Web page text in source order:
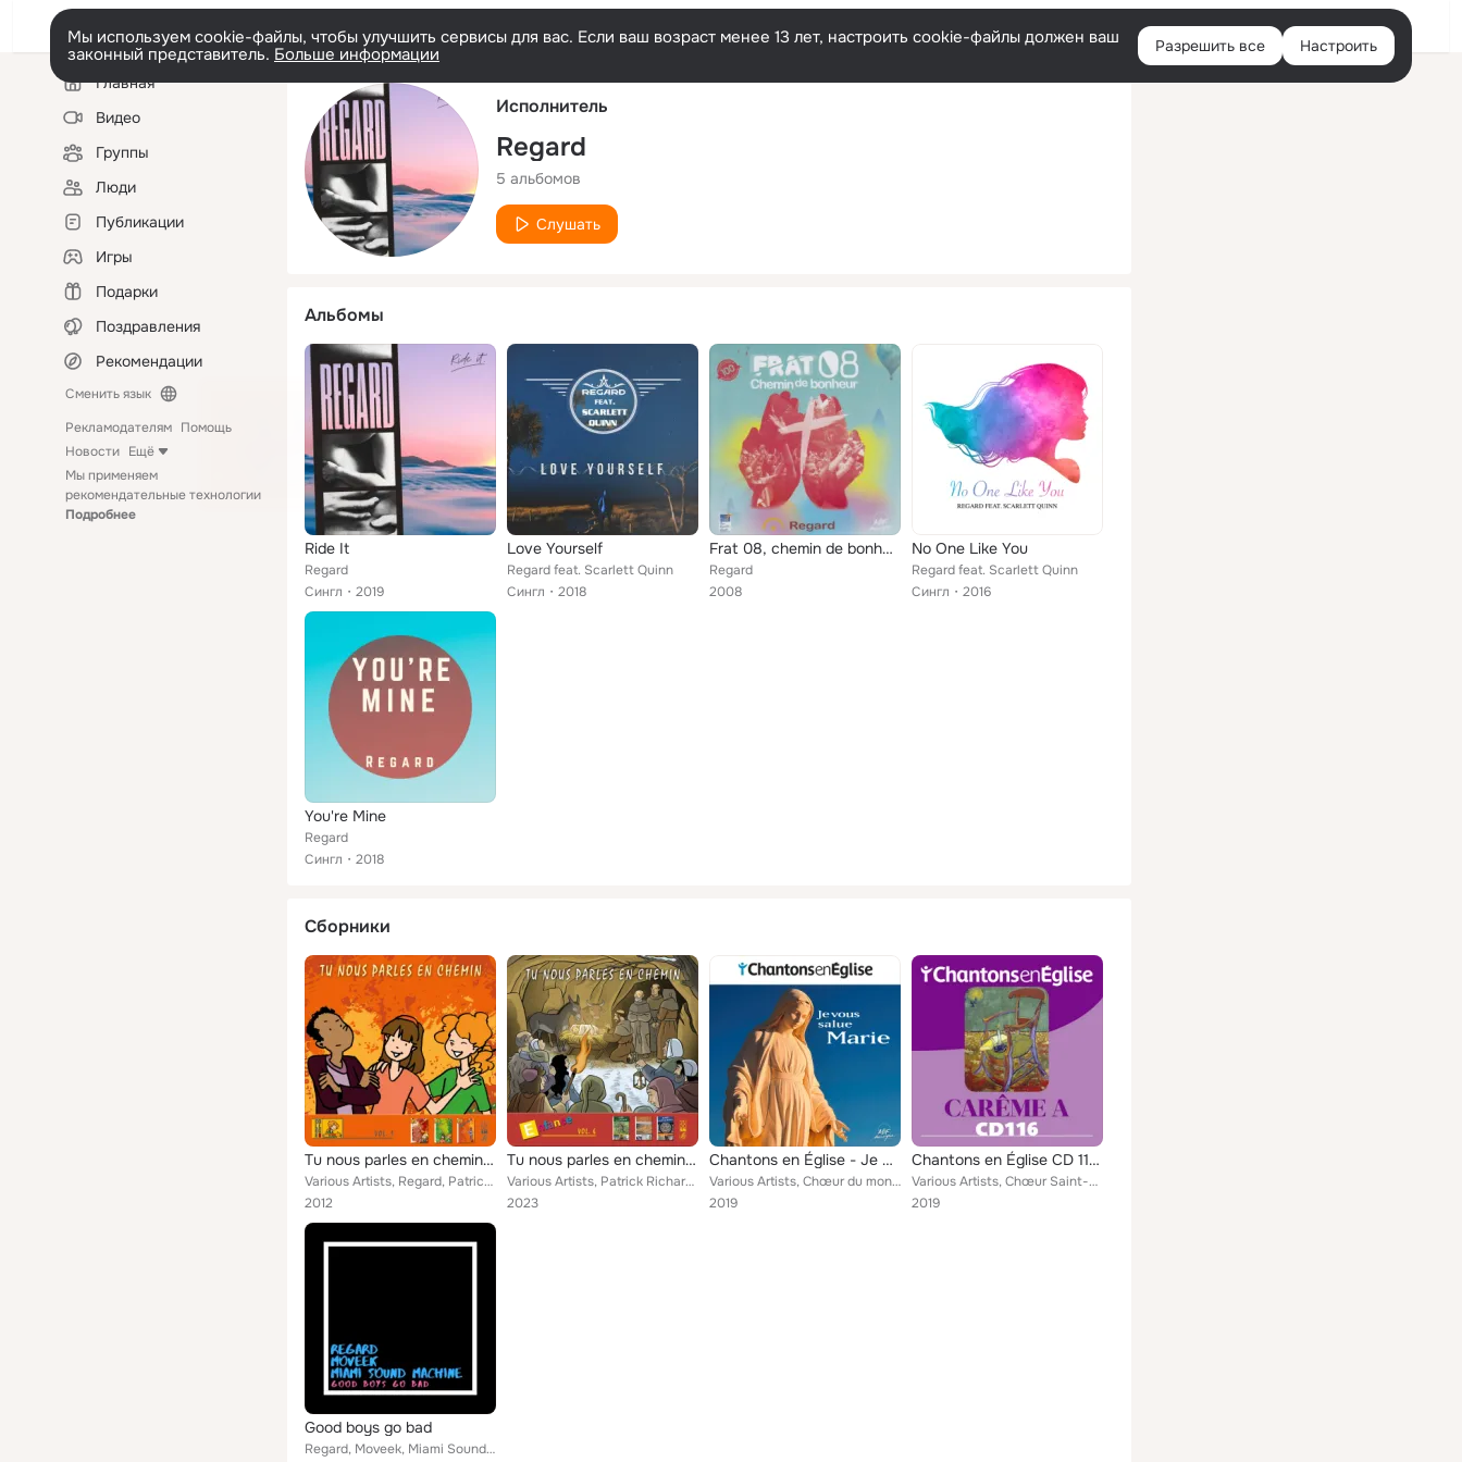
Русский Войти
Мы используем cookie-файлы, чтобы улучшить сервисы для вас. Если ваш возраст менее 13 лет, настроить cookie-файлы должен ваш
законный представитель. Больше информации Разрешить все Настроить
Левая
колонкаГлавная
Видео
Группы
Люди
Публикации
Игры
Подарки
Поздравления
Рекомендации
Сменить язык
Рекламодателям Помощь
Новости Ещё
Мы применяем
рекомендательные технологии
Подробнее
Исполнитель
Regard
5 альбомов
Слушать
Альбомы
Ride It
Regard
Сингл
2019
Love Yourself
Regard feat. Scarlett Quinn
Сингл
2018
Frat 08, chemin de bonheur
Regard
2008
No One Like You
Regard feat. Scarlett Quinn
Сингл
2016
You're Mine
Regard
Сингл
2018
Сборники
Tu nous parles en chemin - Collège, Vol. 1
Various Artists, Regard, Patrick Richard, Hugues Fantino, Marie-Louise Valentin, Brigitte Artaud, Laurent Grzybowski, Jean-Paul ...
2012
Tu nous parles en chemin - Enfance, Vol. 6
Various Artists, Patrick Richard, Marie-Louise Valentin, Noël Colombier, Michel Duchemin, Ensemble vocal Resurrexit, Regard, Dom...
2023
Chantons en Église - Je vous salue, Marie
Various Artists, Chœur du monastère des Annonciades de Thiais, Jean-François Bourrel, La Schola des pères du Saint-Esprit du Gra...
2019
Chantons en Église CD 116 Carême A
Various Artists, Chœur Saint-Ambroise, Chœur Orphée, Ensemble vocal l'Alliance, Ensemble vocal Resurrexit, Regard, Ensemble Resu...
2019
Good boys go bad
Regard, Moveek, Miami Sound Machine